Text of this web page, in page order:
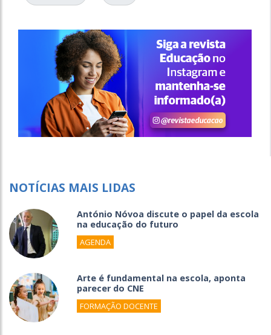
NOTÍCIAS MAIS LIDAS
António Nóvoa discute o papel da escola
na educação do futuro
AGENDA
Arte é fundamental na escola, aponta
parecer do CNE
FORMAÇÃO DOCENTE